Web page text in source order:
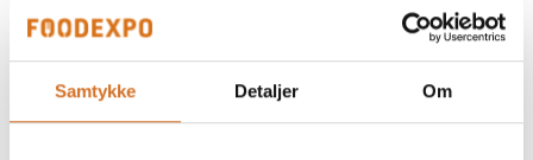
Samtykke Detaljer Om
Signet Amphora
På messen